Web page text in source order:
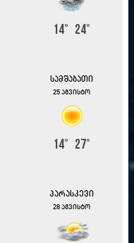
14° 24°
სამშაბათი
25 აგვისტო
14° 27°
პარასკევი
28 აგვისტო